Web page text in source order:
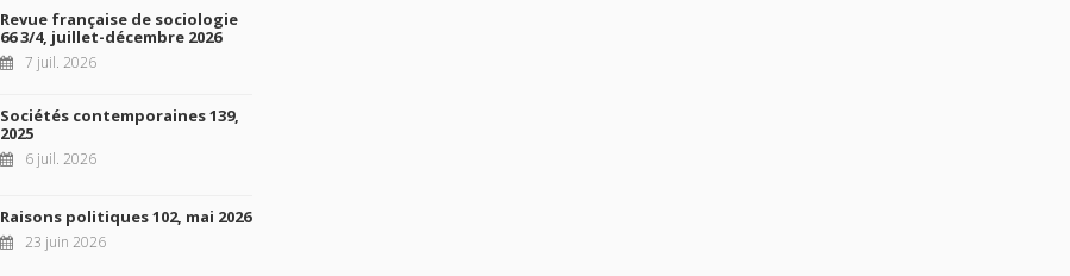
Revue française de sociologie
66 3/4, juillet-décembre 2026
7 juil. 2026
Sociétés contemporaines 139,
2025
6 juil. 2026
Raisons politiques 102, mai 2026
23 juin 2026